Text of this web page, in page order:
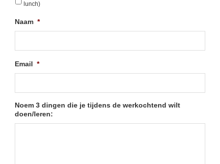
lunch)
Naam *
Email *
Noem 3 dingen die je tijdens de werkochtend wilt
doen/leren: